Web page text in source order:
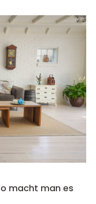
macht man es